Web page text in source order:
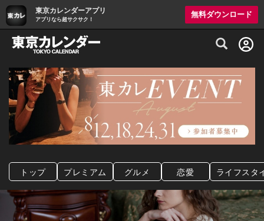
東京カレンダーアプリ
アプリなら超サクサク！
無料ダウンロード
グルメ情報・プレミアムレストラン予約
トップ プレミアム グルメ 恋愛 ライフスタ